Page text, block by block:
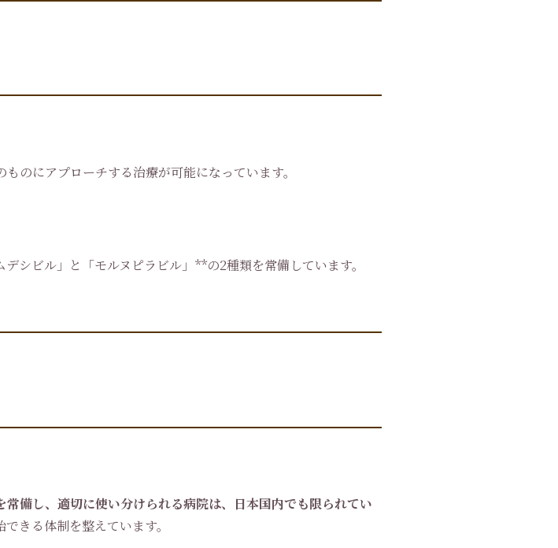
のにアプローチする治療が可能になっています。
シビル」と「モルヌピラビル」**の2種類を常備しています。
常備し、適切に使い分けられる病院は、日本国内でも限られてい
きる体制を整えています。